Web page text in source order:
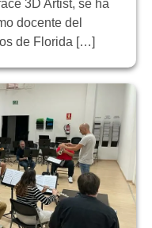
3D Artist, se ha
docente del
de Florida […]